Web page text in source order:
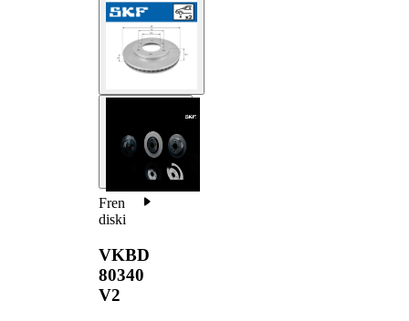
Fren
diski
VKBD
80340
V2